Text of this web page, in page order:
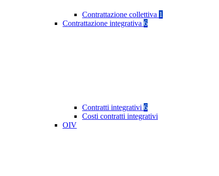
Contrattazione collettiva 1
Contrattazione integrativa 6
Contratti integrativi 6
Costi contratti integrativi
OIV